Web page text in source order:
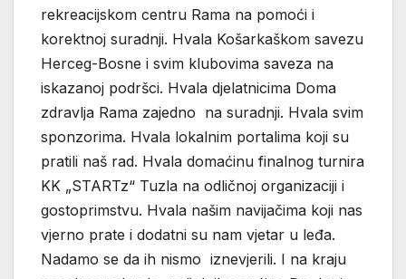
rekreacijskom centru Rama na pomoći i
korektnoj suradnji. Hvala Košarkaškom savezu
Herceg-Bosne i svim klubovima saveza na
iskazanoj podršci. Hvala djelatnicima Doma
zdravlja Rama zajedno na suradnji. Hvala svim
sponzorima. Hvala lokalnim portalima koji su
pratili naš rad. Hvala domaćinu finalnog turnira
KK „STARTz“ Tuzla na odličnoj organizaciji i
gostoprimstvu. Hvala našim navijačima koji nas
vjerno prate i dodatni su nam vjetar u leđa.
Nadamo se da ih nismo iznevjerili. I na kraju